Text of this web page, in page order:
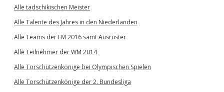
Alle tadschikischen Meister
Alle Talente des Jahres in den Niederlanden
Alle Teams der EM 2016 samt Ausrüster
Alle Teilnehmer der WM 2014
Alle Torschützenkönige bei Olympischen Spielen
Alle Torschützenkönige der 2. Bundesliga